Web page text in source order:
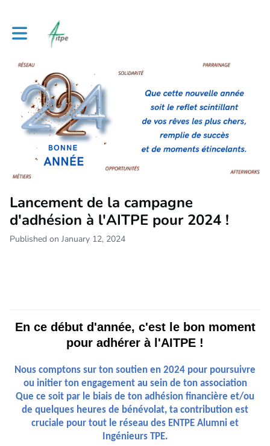
Toggle main navigation
Lancement de la campagne
d'adhésion à l'AITPE pour 2024 !
Published on January 12, 2024
En ce début d'année, c'est le bon moment
pour adhérer à l'AITPE !
Nous comptons sur ton soutien en 2024 pour poursuivre
ou initier ton engagement au sein de ton association
Que ce soit par le biais de ton adhésion financière et/ou
de quelques heures de bénévolat, ta contribution est
cruciale pour tout le réseau des ENTPE Alumni et
Ingénieurs TPE.